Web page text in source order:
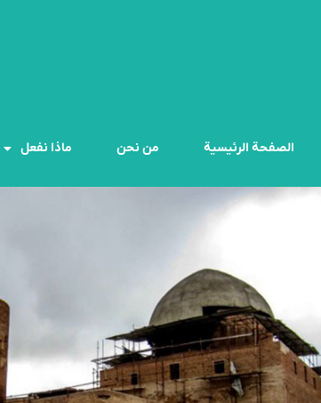
الصفحة الرئيسية من نحن ماذا نفعل